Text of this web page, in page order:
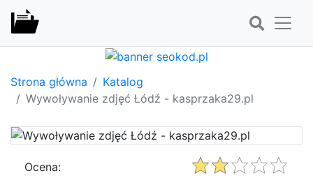
Strona główna
Katalog
Wywoływanie zdjęć Łódź - kasprzaka29.pl
Ocena: